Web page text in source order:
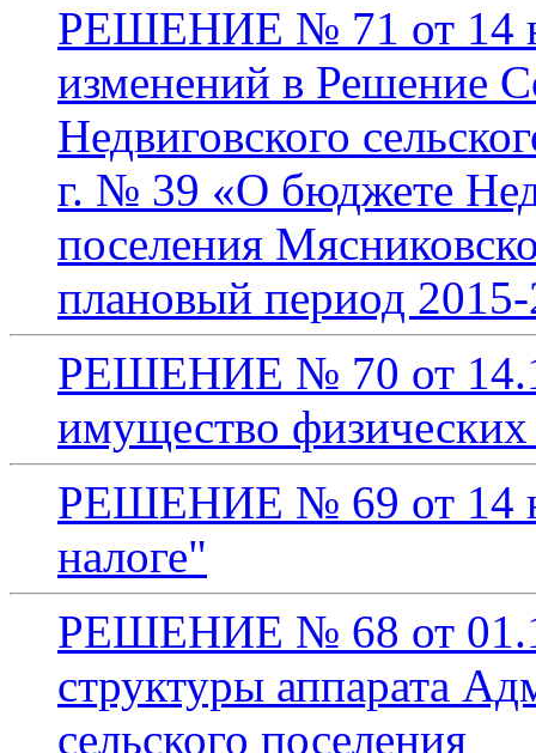
РЕШЕНИЕ № 71 от 14
изменений в Решение
Недвиговского
г. № 39 «О бюджете
поселения
плановый период
РЕШЕНИЕ № 70 от
имущество
РЕШЕНИЕ № 69 от 14
налоге"
РЕШЕНИЕ № 68 от
структуры аппарата
сельского поселения